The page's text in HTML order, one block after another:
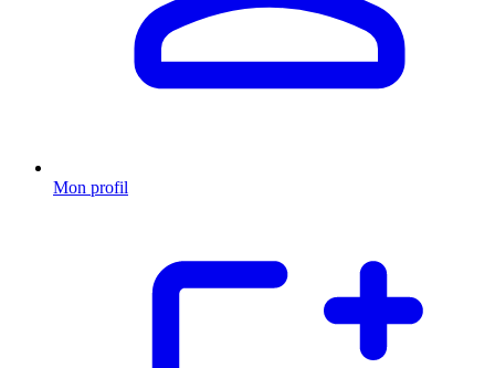
Mon profil